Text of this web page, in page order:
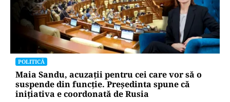
POLITICĂ
Maia Sandu, acuzații pentru cei care vor să o
suspende din funcție. Președinta spune că
inițiativa e coordonată de Rusia